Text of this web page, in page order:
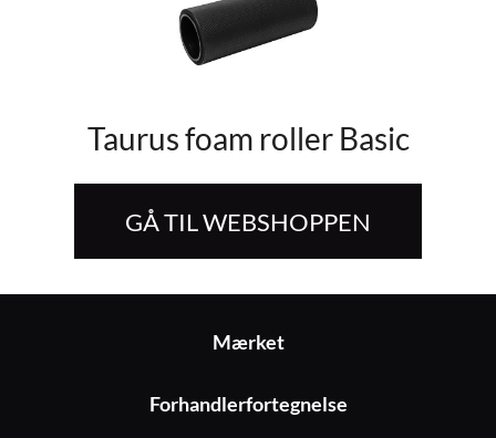
Taurus foam roller Basic
GÅ TIL WEBSHOPPEN
Mærket
Forhandlerfortegnelse